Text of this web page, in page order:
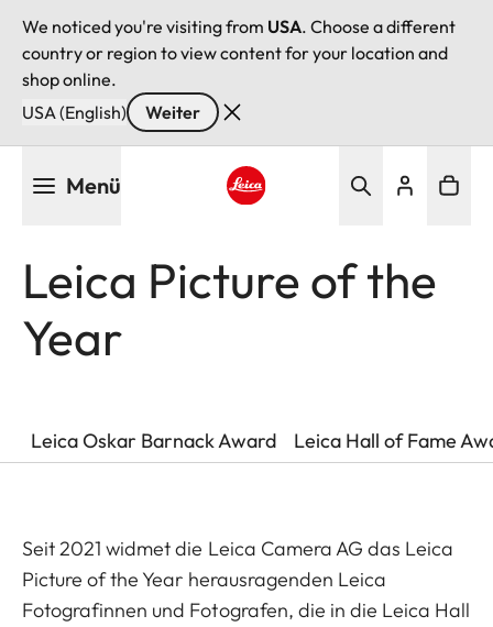
We noticed you're visiting from USA. Choose a different
country or region to view content for your location and
shop online.
USA (English)
Weiter
Menü
Leica Picture of the
Year
Leica Oskar Barnack Award Leica Hall of Fame
Seit 2021 widmet die Leica Camera AG das Leica
Picture of the Year herausragenden Leica
Fotografinnen und Fotografen, die in die Leica Hall